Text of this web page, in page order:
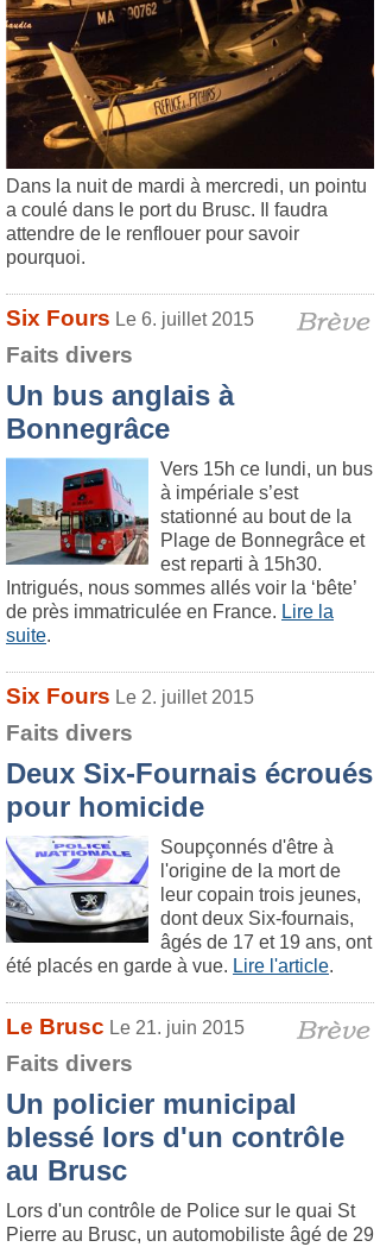
Dans la nuit de mardi à mercredi, un pointu
a coulé dans le port du Brusc. Il faudra
attendre de le renflouer pour savoir
pourquoi.
Six Fours Le 6. juillet 2015
Faits divers
Un bus anglais à
Bonnegrâce
Vers 15h ce lundi, un bus
à impériale s’est
stationné au bout de la
Plage de Bonnegrâce et
est reparti à 15h30.
Intrigués, nous sommes allés voir la ‘bête’
de près immatriculée en France. Lire la
suite.
Six Fours Le 2. juillet 2015
Faits divers
Deux Six-Fournais écroués
pour homicide
Soupçonnés d'être à
l'origine de la mort de
leur copain trois jeunes,
dont deux Six-fournais,
âgés de 17 et 19 ans, ont
été placés en garde à vue. Lire l'article.
Le Brusc Le 21. juin 2015
Faits divers
Un policier municipal
blessé lors d'un contrôle
au Brusc
Lors d'un contrôle de Police sur le quai St
Pierre au Brusc, un automobiliste âgé de 29